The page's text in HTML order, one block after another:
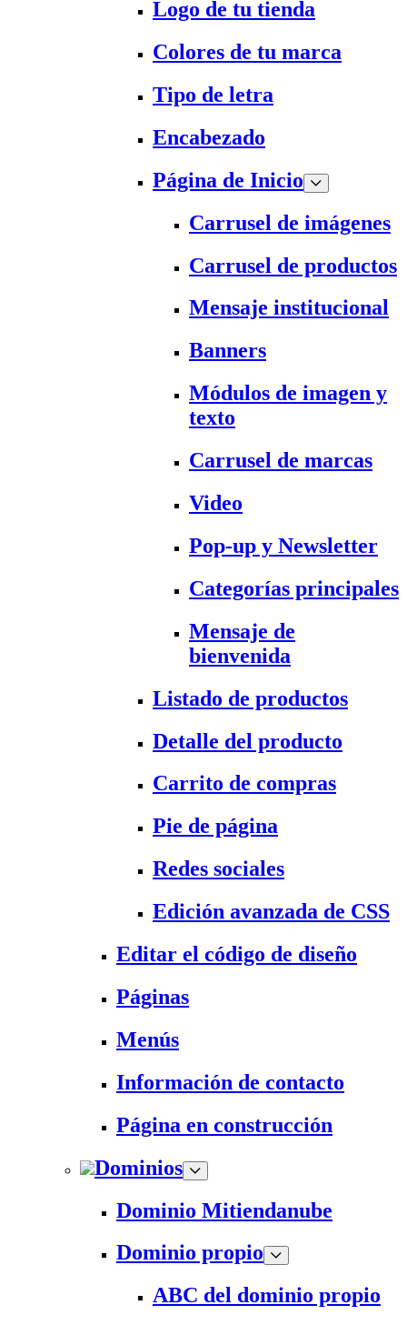
Logo de tu tienda
Colores de tu marca
Tipo de letra
Encabezado
Página de Inicio
Carrusel de imágenes
Carrusel de productos
Mensaje institucional
Banners
Módulos de imagen y
texto
Carrusel de marcas
Video
Pop-up y Newsletter
Categorías principales
Mensaje de
bienvenida
Listado de productos
Detalle del producto
Carrito de compras
Pie de página
Redes sociales
Edición avanzada de CSS
Editar el código de diseño
Páginas
Menús
Información de contacto
Página en construcción
Dominios
Dominio Mitiendanube
Dominio propio
ABC del dominio propio